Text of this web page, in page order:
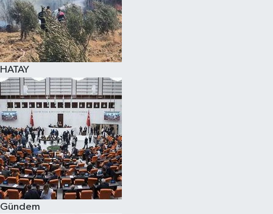
HATAY
Gündem